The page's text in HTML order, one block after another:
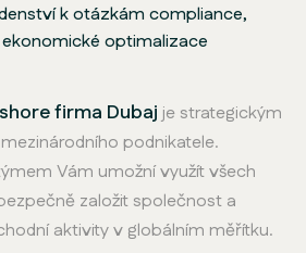
k otázkám compliance,
optimalizace
firma Dubaj je strategickým
podnikatele.
Vám umožní využít všech
založit společnost a
aktivity v globálním měřítku.